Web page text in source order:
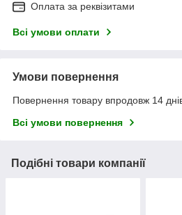
Оплата за реквізитами
Всі умови оплати
Умови повернення
Повернення товару впродовж 14
Всі умови повернення
Подібні товари компанії